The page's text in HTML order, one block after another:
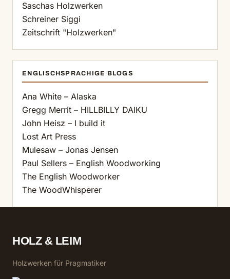
Saschas Holzwerken
Schreiner Siggi
Zeitschrift "Holzwerken"
ENGLISCHSPRACHIGE BLOGS
Ana White – Alaska
Gregg Merrit – HILLBILLY DAIKU
John Heisz – I build it
Lost Art Press
Mulesaw – Jonas Jensen
Paul Sellers – English Woodworking
The English Woodworker
The WoodWhisperer
HOLZ & LEIM
Holzwerken für Pragmatiker